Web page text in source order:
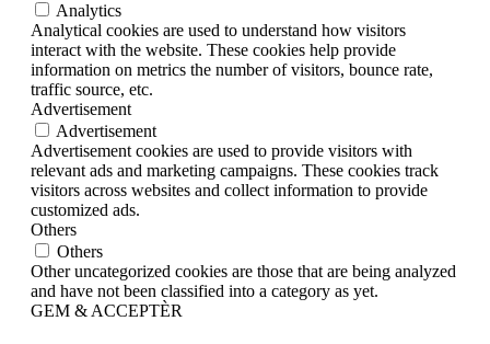
Analytics
Analytical cookies are used to understand how visitors
interact with the website. These cookies help provide
information on metrics the number of visitors, bounce rate,
traffic source, etc.
Advertisement
Advertisement
Advertisement cookies are used to provide visitors with
relevant ads and marketing campaigns. These cookies track
visitors across websites and collect information to provide
customized ads.
Others
Others
Other uncategorized cookies are those that are being analyzed
and have not been classified into a category as yet.
GEM & ACCEPTÈR